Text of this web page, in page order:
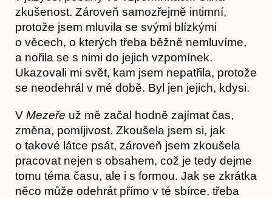
zkušenost. Zároveň samozřejmě intimní,
protože jsem mluvila se svými blízkými
o věcech, o kterých třeba běžně nemluvíme,
a nořila se s nimi do jejich vzpomínek.
Ukazovali mi svět, kam jsem nepatřila, protože
se neodehrál v mé době. Byl jen jejich, kdysi.
V Mezeře už mě začal hodně zajímat čas,
změna, pomíjivost. Zkoušela jsem si, jak
o takové látce psát, zároveň jsem zkoušela
pracovat nejen s obsahem, což je tedy dejme
tomu téma času, ale i s formou. Jak se zkrátka
něco může odehrát přímo v té sbírce, třeba